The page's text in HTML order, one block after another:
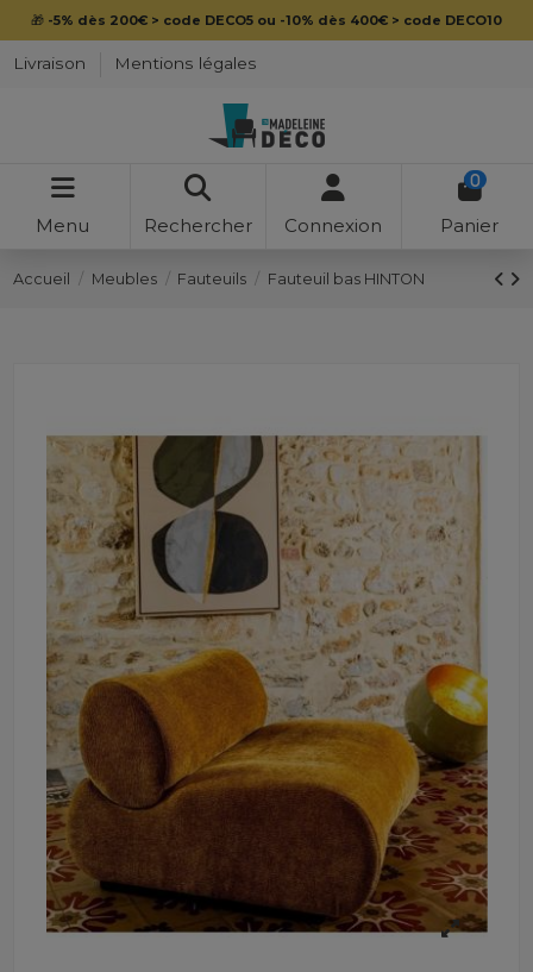
🎁 -5% dès 200€ > code DECO5 ou -10% dès 400€ > code DECO10
Livraison Mentions légales
Menu Rechercher Connexion
0
Panier
Accueil Meubles Fauteuils Fauteuil bas HINTON